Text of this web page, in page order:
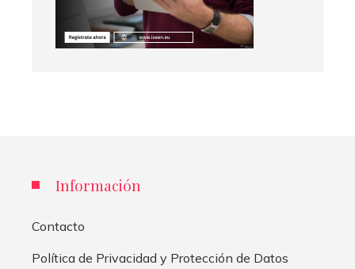
Información
Contacto
Política de Privacidad y Protección de Datos